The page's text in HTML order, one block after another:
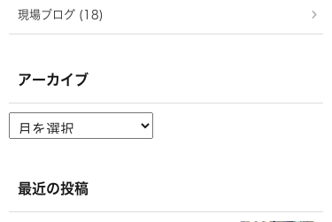
現場ブログ (18)
アーカイブ
ー
ブ
最近の投稿